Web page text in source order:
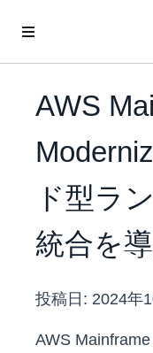
AWS
ド型ラ
統合を
投稿日: 2024年
AWS